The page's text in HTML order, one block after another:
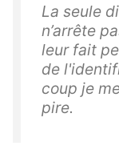
La seule
n’arrête
leur fait
de
coup je
pire.